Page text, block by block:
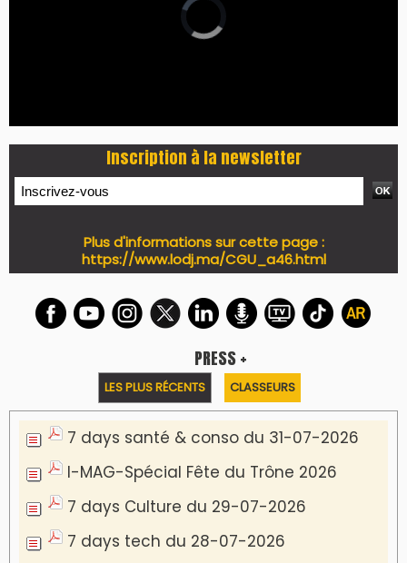
Inscription à la newsletter
Plus d'informations sur cette page :
https://www.lodj.ma/CGU_a46.html
PRESS +
LES PLUS RÉCENTS CLASSEURS
7 days santé & conso du 31-07-2026
I-MAG-Spécial Fête du Trône 2026
7 days Culture du 29-07-2026
7 days tech du 28-07-2026